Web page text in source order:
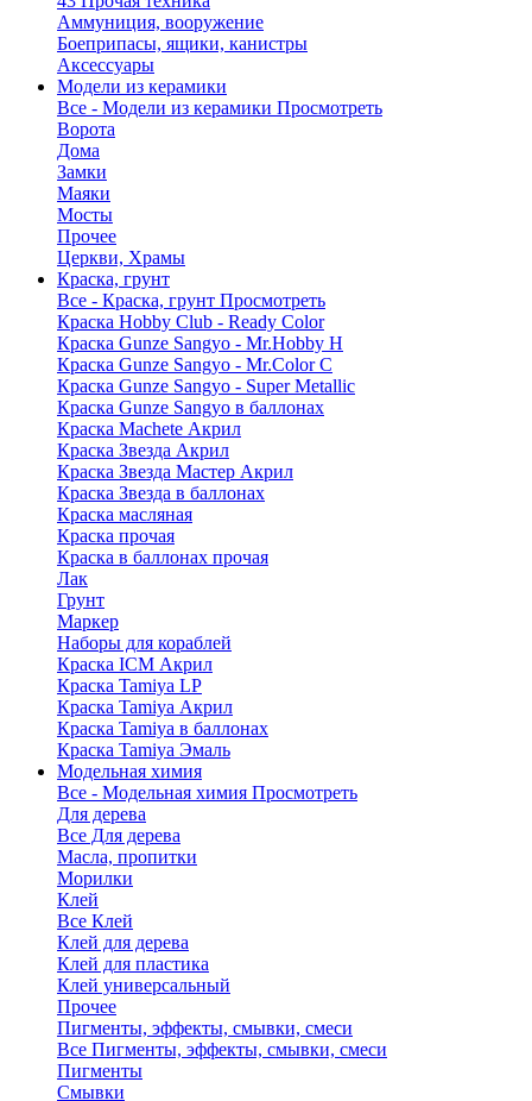
Аммуниция, вооружение
Боеприпасы, ящики, канистры
Аксессуары
Модели из керамики
Все - Модели из керамики Просмотреть
Ворота
Дома
Замки
Маяки
Мосты
Прочее
Церкви, Храмы
Краска, грунт
Все - Краска, грунт Просмотреть
Краска Hobby Club - Ready Color
Краска Gunze Sangyo - Mr.Hobby H
Краска Gunze Sangyo - Mr.Color C
Краска Gunze Sangyo - Super Metallic
Краска Gunze Sangyo в баллонах
Краска Machete Акрил
Краска Звезда Акрил
Краска Звезда Мастер Акрил
Краска Звезда в баллонах
Краска масляная
Краска прочая
Краска в баллонах прочая
Лак
Грунт
Маркер
Наборы для кораблей
Краска ICM Акрил
Краска Tamiya LP
Краска Tamiya Акрил
Краска Tamiya в баллонах
Краска Tamiya Эмаль
Модельная химия
Все - Модельная химия Просмотреть
Для дерева
Все Для дерева
Масла, пропитки
Морилки
Клей
Все Клей
Клей для дерева
Клей для пластика
Клей универсальный
Прочее
Пигменты, эффекты, смывки, смеси
Все Пигменты, эффекты, смывки, смеси
Пигменты
Смывки